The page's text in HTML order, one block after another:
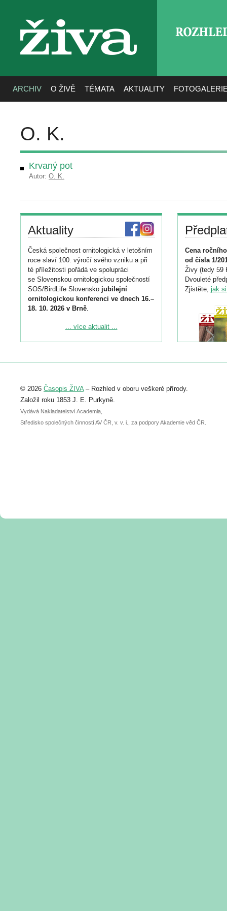
živa
ARCHIV O ŽIVĚ TÉMATA AKTUALITY
O. K.
Krvaný pot
Autor: O. K.
Aktuality
Česká společnost ornitologická v letošním
roce slaví 100. výročí svého vzniku a při
té příležitosti pořádá ve spolupráci
se Slovenskou ornitologickou společností
SOS/BirdLife Slovensko jubilejní
ornitologickou konferenci ve dnech 16.–
18. 10. 2026 v Brně.
Podrobnější informace ke konferenci
Registrovat se můžete do 6. září.
abstraktu přihlášené přednášky nebo
posteru je už 30. června.
... více aktualit ...
Cena
od čísla 1/
Živy (tedy 59
Dvouleté
Zjistěte, jak
© 2026 Časopis ŽIVA– Rozhled v oboru veškeré přírody.
Založil roku 1853 J. E. Purkyně.
Vydává Nakladatelství Academia,
Středisko společných činností AV ČR, v. v. i., za podpory Akademie věd ČR.